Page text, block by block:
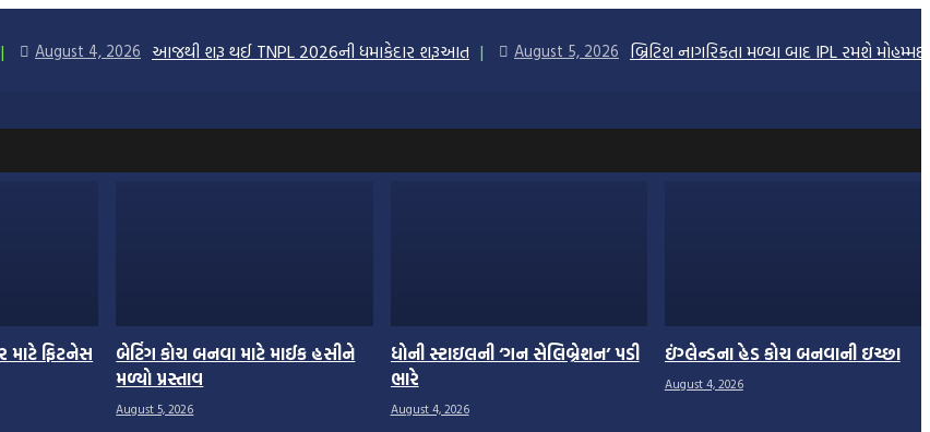
August 4, 2026 આજથી શરૂ થઈ TNPL 2026ની ધમાકેદાર શરૂઆત August 5, 2026 બ્રિટિશ નાગરિકતા મળ્યા બાદ IPL રમશે
માટે ફિટનેસ
બેટિંગ કોચ બનવા માટે માઈક હસીને
મળ્યો પ્રસ્તાવ
August 5, 2026
ધોની સ્ટાઇલની ‘ગન સેલિબ્રેશન’ પડી
ભારે
August 4, 2026
ઇંગ્લેન્ડના હેડ કોચ બનવાની ઇચ્છા
August 4, 2026